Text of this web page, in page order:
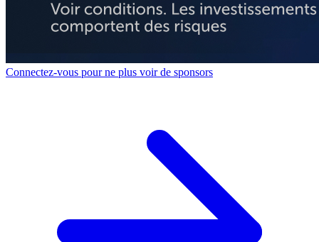
Connectez-vous pour ne plus voir de sponsors